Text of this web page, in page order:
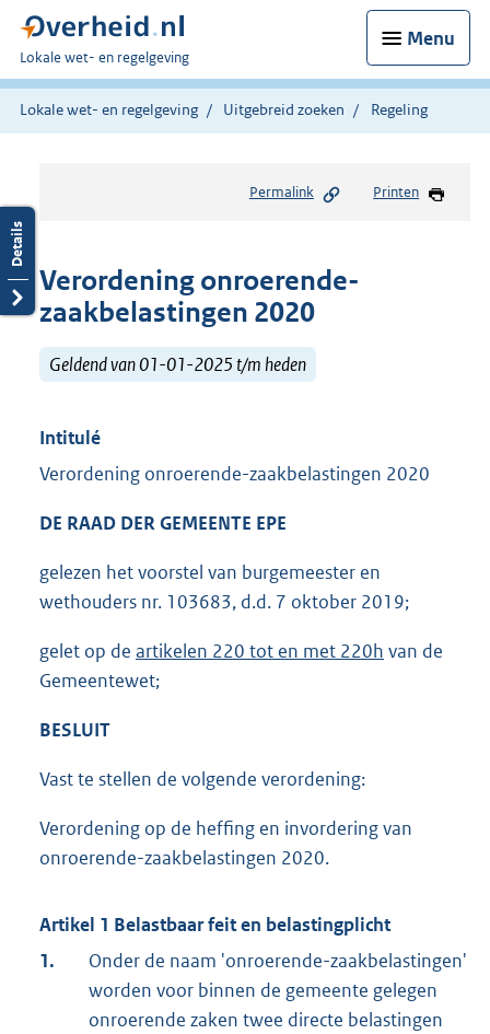
Menu
U
bent
hier:
Lokale wet- en regelgeving
Lokale wet- en regelgeving Uitgebreid zoeken Regeling
Permalink Printen
Verordening onroerende-
zaakbelastingen 2020
Geldend van 01-01-2025 t/m heden
Intitulé
Verordening onroerende-zaakbelastingen 2020
DE RAAD DER GEMEENTE EPE
gelezen het voorstel van burgemeester en
wethouders nr. 103683, d.d. 7 oktober 2019;
gelet op de artikelen 220 tot en met 220h van de
Gemeentewet;
BESLUIT
Vast te stellen de volgende verordening:
Verordening op de heffing en invordering van
onroerende-zaakbelastingen 2020.
Artikel 1 Belastbaar feit en belastingplicht
1.
Onder de naam 'onroerende-zaakbelastingen'
worden voor binnen de gemeente gelegen
onroerende zaken twee directe belastingen